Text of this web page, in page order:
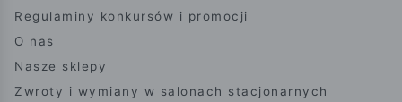
Regulaminy konkursów i promocji
O nas
Nasze sklepy
Zwroty i wymiany w salonach stacjonarnych